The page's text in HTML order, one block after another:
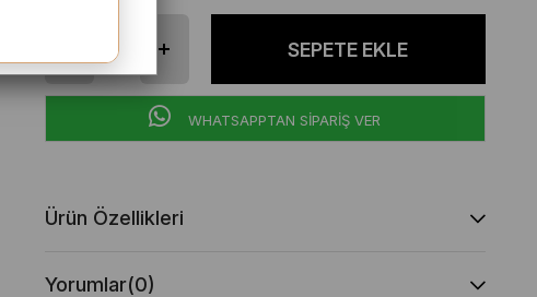
WHATSAPPTAN SİPARİŞ VER
Ürün Özellikleri
Yorumlar(0)